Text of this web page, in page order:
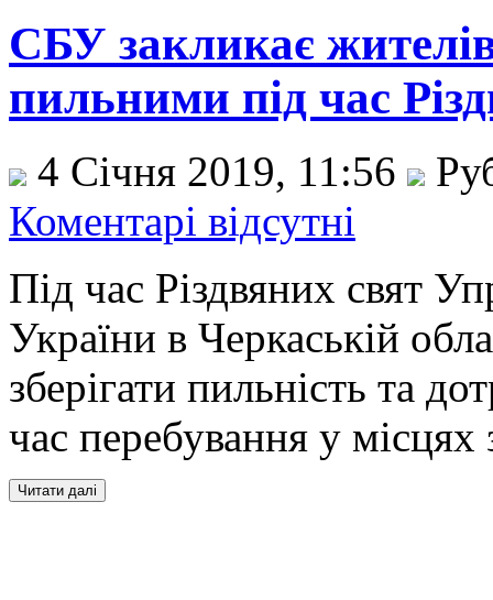
СБУ закликає
пильними під час
4 Січня 2019, 11:56
Коментарі відсутні
Під час Різдвяних свят
України в Черкаській
зберігати пильність та
час перебування у